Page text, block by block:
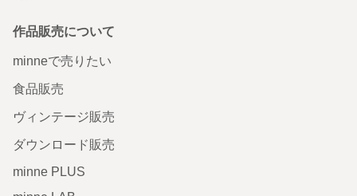
作品販売について
minneで売りたい
食品販売
ヴィンテージ販売
ダウンロード販売
minne PLUS